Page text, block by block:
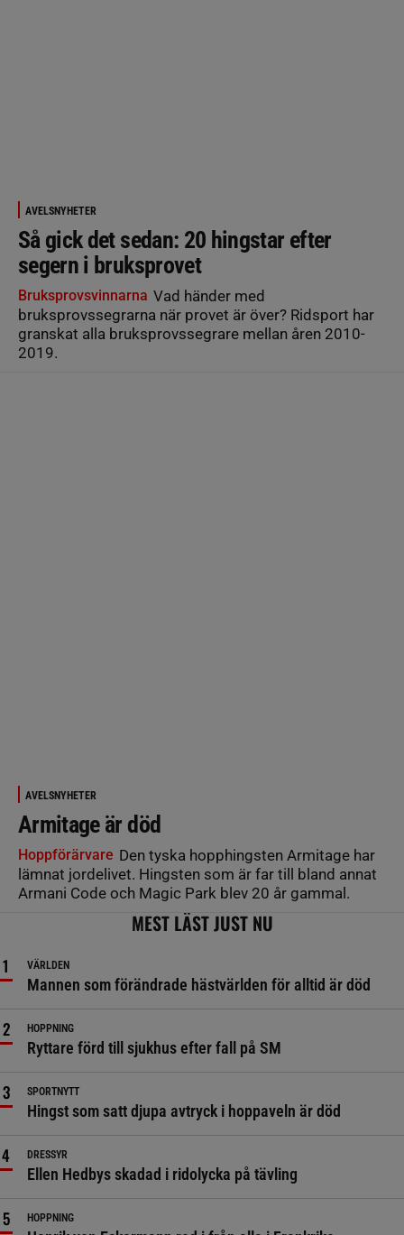
AVELSNYHETER
Så gick det sedan: 20 hingstar efter
segern i bruksprovet
Bruksprovsvinnarna Vad händer med
bruksprovssegrarna när provet är över? Ridsport har
granskat alla bruksprovssegrare mellan åren 2010-
2019.
AVELSNYHETER
Armitage är död
Hoppförärvare Den tyska hopphingsten Armitage har
lämnat jordelivet. Hingsten som är far till bland annat
Armani Code och Magic Park blev 20 år gammal.
MEST LÄST JUST NU
VÄRLDEN
Mannen som förändrade hästvärlden för alltid är död
HOPPNING
Ryttare förd till sjukhus efter fall på SM
SPORTNYTT
Hingst som satt djupa avtryck i hoppaveln är död
DRESSYR
Ellen Hedbys skadad i ridolycka på tävling
HOPPNING